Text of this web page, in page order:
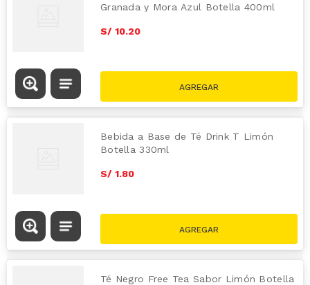
Granada y Mora Azul Botella 400ml
S/ 10.20
Bebida a Base de Té Drink T Limón
Botella 330ml
S/ 1.80
Té Negro Free Tea Sabor Limón Botella